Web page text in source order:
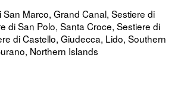
Marco, Grand Canal, Sestiere di
di San Polo, Santa Croce, Sestiere di
di Castello, Giudecca, Lido, Southern
Northern Islands